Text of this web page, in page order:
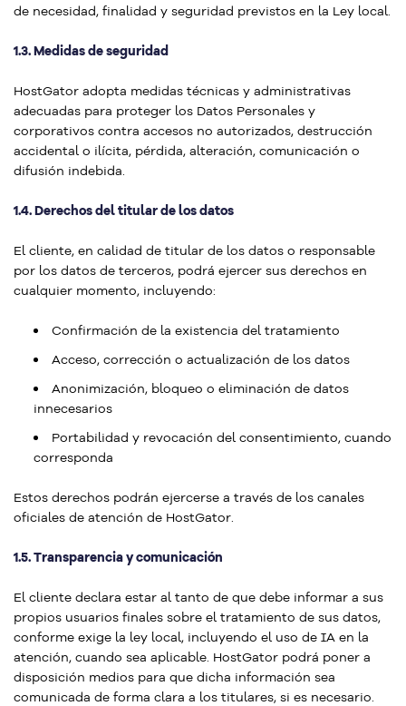
de necesidad, finalidad y seguridad previstos en la Ley local.
1.3. Medidas de seguridad
HostGator adopta medidas técnicas y administrativas
adecuadas para proteger los Datos Personales y
corporativos contra accesos no autorizados, destrucción
accidental o ilícita, pérdida, alteración, comunicación o
difusión indebida.
1.4. Derechos del titular de los datos
El cliente, en calidad de titular de los datos o responsable
por los datos de terceros, podrá ejercer sus derechos en
cualquier momento, incluyendo:
Confirmación de la existencia del tratamiento
Acceso, corrección o actualización de los datos
Anonimización, bloqueo o eliminación de datos
innecesarios
Portabilidad y revocación del consentimiento, cuando
corresponda
Estos derechos podrán ejercerse a través de los canales
oficiales de atención de HostGator.
1.5. Transparencia y comunicación
El cliente declara estar al tanto de que debe informar a sus
propios usuarios finales sobre el tratamiento de sus datos,
conforme exige la ley local, incluyendo el uso de IA en la
atención, cuando sea aplicable. HostGator podrá poner a
disposición medios para que dicha información sea
comunicada de forma clara a los titulares, si es necesario.